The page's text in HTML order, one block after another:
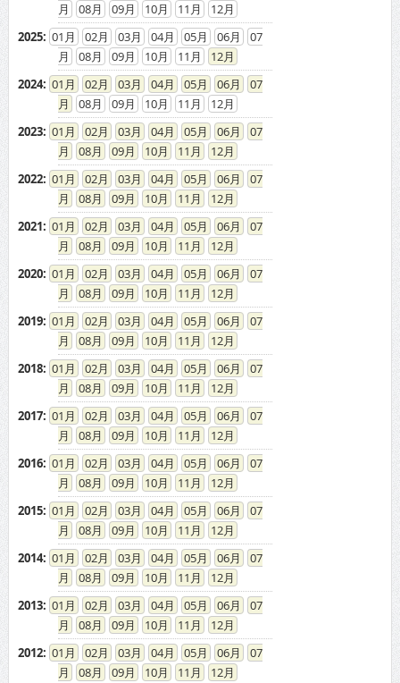
08
09 10 11
12
2025: 01 02 03 04 05 06
07
08
09 10 11
12
2024: 01 02 03 04 05 06
07
08
09 10 11
12
2023: 01 02 03 04 05 06
07
08
09 10 11
12
2022: 01 02 03 04 05 06
07
08
09 10 11
12
2021: 01 02 03 04 05 06
07
08
09 10 11
12
2020: 01 02 03 04 05 06
07
08
09 10 11
12
2019: 01 02 03 04 05 06
07
08
09 10 11
12
2018: 01 02 03 04 05 06
07
08
09 10 11
12
2017: 01 02 03 04 05 06
07
08
09 10 11
12
2016: 01 02 03 04 05 06
07
08
09 10 11
12
2015: 01 02 03 04 05 06
07
08
09 10 11
12
2014: 01 02 03 04 05 06
07
08
09 10 11
12
2013: 01 02 03 04 05 06
07
08
09 10 11
12
2012: 01 02 03 04 05 06
07
08
09 10 11
12